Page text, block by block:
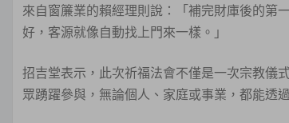
來自窗簾業的賴經理則說：「補完財庫後的第
好，客源就像自動找上門來一樣。」
招吉堂表示，此次祈福法會不僅是一次宗教儀
眾踴躍參與，無論個人、家庭或事業，都能透